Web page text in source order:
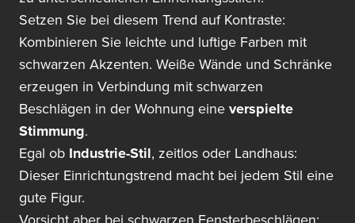
Setzen Sie bei diesem Trend auf Kontraste:
Kombinieren Sie leichte und luftige Farben mit
schwarzen Akzenten. Weiße Wände und Schränke
erzeugen in Verbindung mit schwarzen
Beschlägen in der Wohnung eineverspielte
Stimmung.
Egal ob Industrie-Stil, zeitlos oder Landhaus:
Dieser Einrichtungstrend macht bei jedem Stil eine
gute Figur.